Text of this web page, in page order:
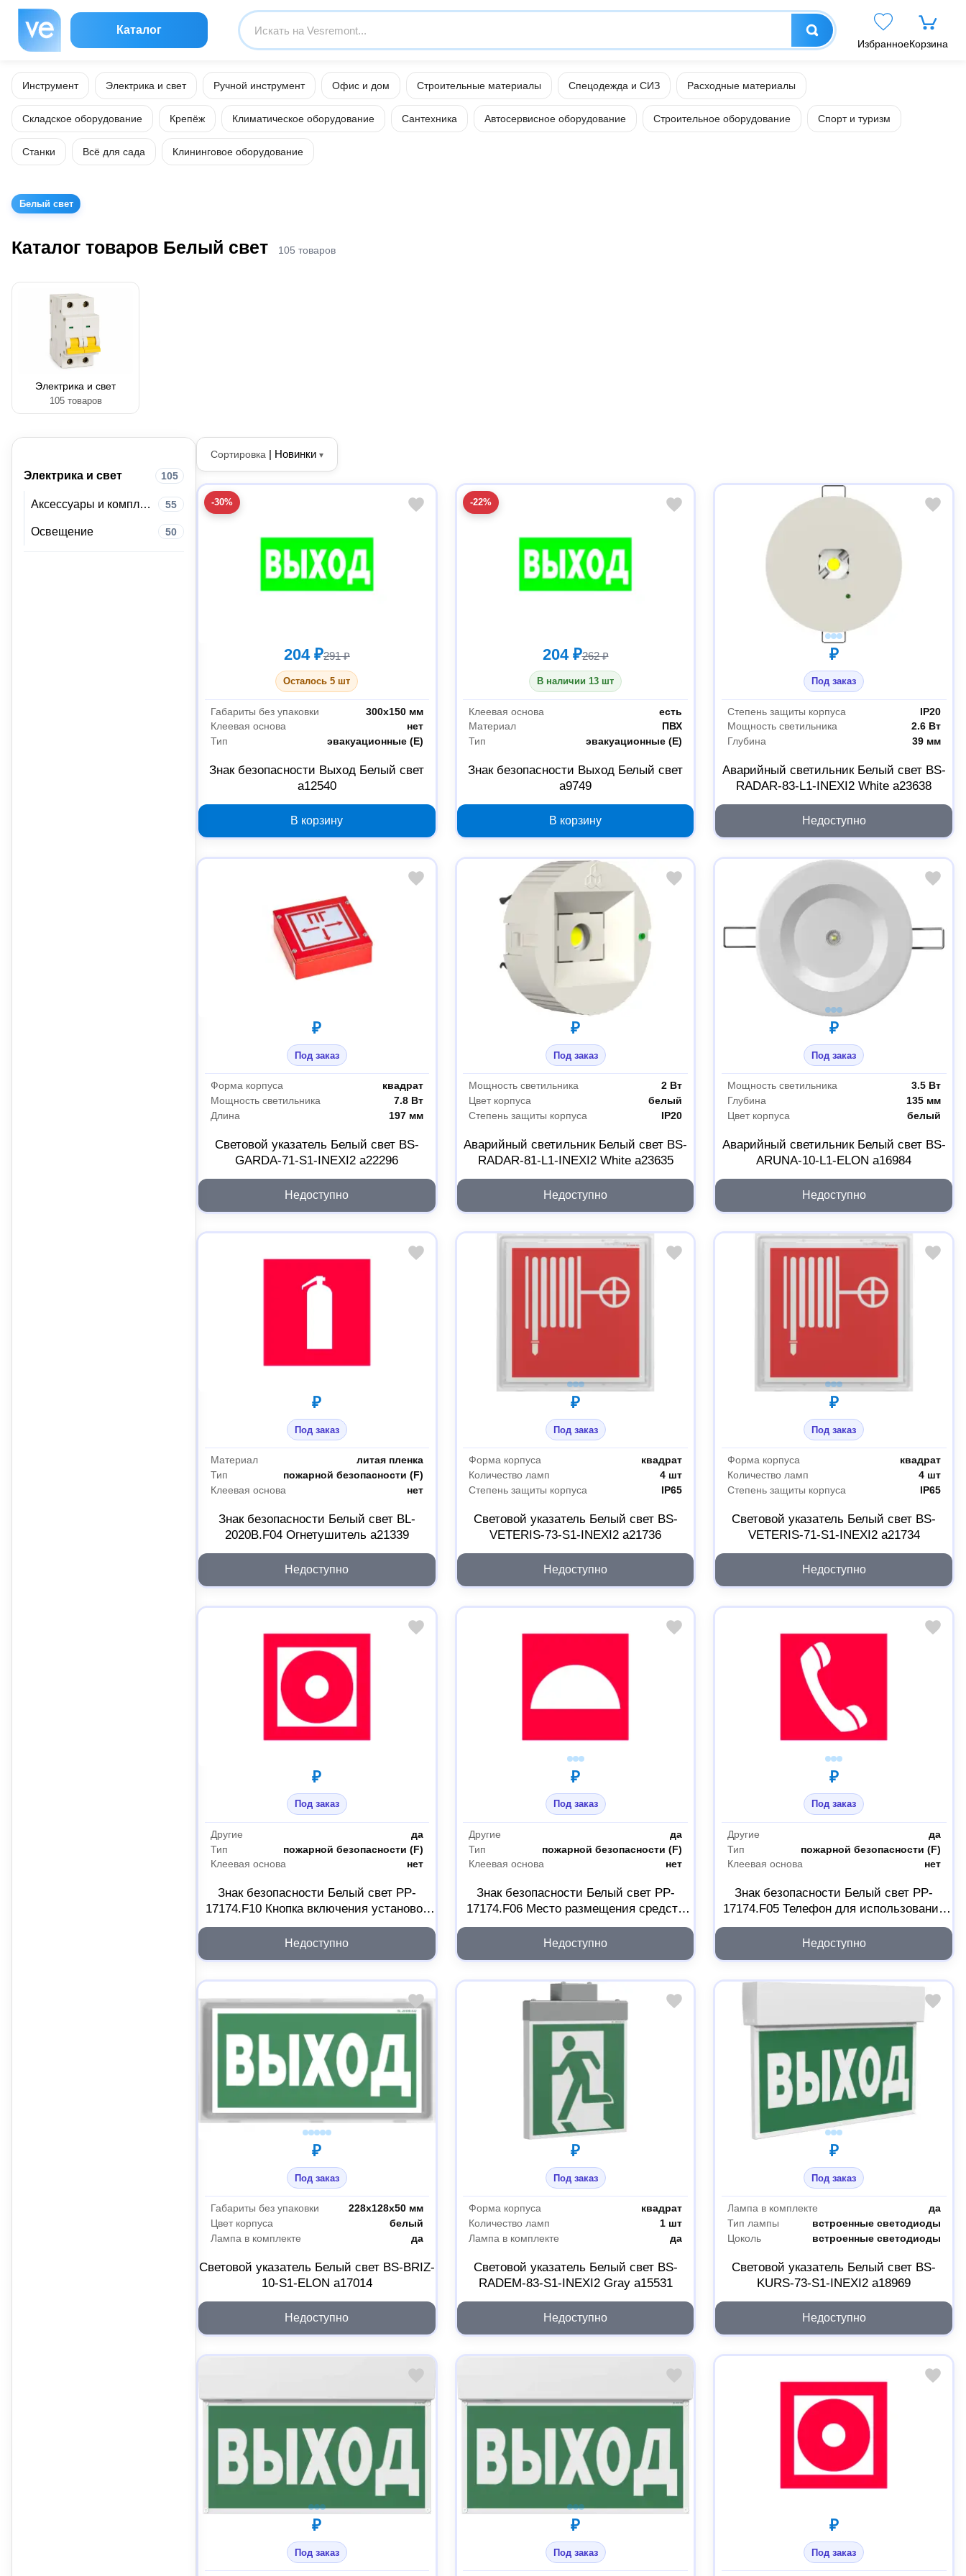
Каталог
ИзбранноеКорзина
Инструмент Электрика и свет Ручной инструмент Офис и дом Строительные материалы Спецодежда и СИЗ Расходные материалы
Складское оборудование Крепёж Климатическое оборудование Сантехника Автосервисное оборудование Строительное оборудование Спорт и туризм
Станки Всё для сада Клининговое оборудование
Белый свет
Каталог товаров Белый свет 105 товаров
Электрика и свет
105 товаров
Электрика и свет 105
Аксессуары и комплектующие 55
Освещение 50
Сортировка | Новинки ▾
-30%
204 ₽291 ₽
Осталось 5 шт
Габариты без упаковки
300x150 мм
Клеевая основа
нет
Тип
эвакуационные (Е)
Знак безопасности Выход Белый свет
a12540
В корзину
-22%
204 ₽262 ₽
В наличии 13 шт
Клеевая основа
есть
Материал
ПВХ
Тип
эвакуационные (Е)
Знак безопасности Выход Белый свет
a9749
В корзину
₽
Под заказ
Степень защиты корпуса
IP20
Мощность светильника
2.6 Вт
Глубина
39 мм
Аварийный светильник Белый свет BS-
RADAR-83-L1-INEXI2 White a23638
Недоступно
₽
Под заказ
Форма корпуса
квадрат
Мощность светильника
7.8 Вт
Длина
197 мм
Световой указатель Белый свет BS-
GARDA-71-S1-INEXI2 a22296
Недоступно
₽
Под заказ
Мощность светильника
2 Вт
Цвет корпуса
белый
Степень защиты корпуса
IP20
Аварийный светильник Белый свет BS-
RADAR-81-L1-INEXI2 White a23635
Недоступно
₽
Под заказ
Мощность светильника
3.5 Вт
Глубина
135 мм
Цвет корпуса
белый
Аварийный светильник Белый свет BS-
ARUNA-10-L1-ELON a16984
Недоступно
₽
Под заказ
Материал
литая пленка
Тип
пожарной безопасности (F)
Клеевая основа
нет
Знак безопасности Белый свет BL-
2020B.F04 Огнетушитель a21339
Недоступно
₽
Под заказ
Форма корпуса
квадрат
Количество ламп
4 шт
Степень защиты корпуса
IP65
Световой указатель Белый свет BS-
VETERIS-73-S1-INEXI2 a21736
Недоступно
₽
Под заказ
Форма корпуса
квадрат
Количество ламп
4 шт
Степень защиты корпуса
IP65
Световой указатель Белый свет BS-
VETERIS-71-S1-INEXI2 a21734
Недоступно
₽
Под заказ
Другие
да
Тип
пожарной безопасности (F)
Клеевая основа
нет
Знак безопасности Белый свет PP-
17174.F10 Кнопка включения установок
пожарной автоматики a17185
Недоступно
₽
Под заказ
Другие
да
Тип
пожарной безопасности (F)
Клеевая основа
нет
Знак безопасности Белый свет PP-
17174.F06 Место размещения средств
противопожарной защиты a17182
Недоступно
₽
Под заказ
Другие
да
Тип
пожарной безопасности (F)
Клеевая основа
нет
Знак безопасности Белый свет PP-
17174.F05 Телефон для использования
при пожаре a17181
Недоступно
₽
Под заказ
Габариты без упаковки
228х128х50 мм
Цвет корпуса
белый
Лампа в комплекте
да
Световой указатель Белый свет BS-BRIZ-
10-S1-ELON a17014
Недоступно
₽
Под заказ
Форма корпуса
квадрат
Количество ламп
1 шт
Лампа в комплекте
да
Световой указатель Белый свет BS-
RADEM-83-S1-INEXI2 Gray a15531
Недоступно
₽
Под заказ
Лампа в комплекте
да
Тип лампы
встроенные светодиоды
Цоколь
встроенные светодиоды
Световой указатель Белый свет BS-
KURS-73-S1-INEXI2 a18969
Недоступно
₽
Под заказ
₽
Под заказ
₽
Под заказ